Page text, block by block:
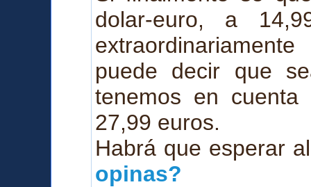
dolar-euro, a
puede decir que
tenemos en
27,99 euros.
Habrá que esperar
opinas?